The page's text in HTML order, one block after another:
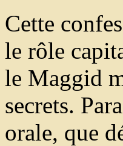
Cette
le rôle
le Maggid
secrets.
orale, que